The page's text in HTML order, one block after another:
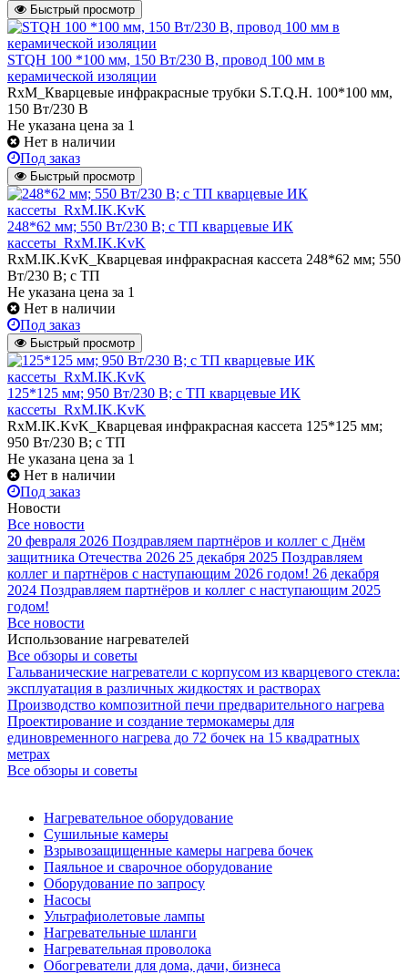
Быстрый просмотр
STQH 100 *100 мм, 150 Вт/230 В, провод 100 мм в
керамической изоляции
RxM_Кварцевые инфракрасные трубки S.T.Q.H. 100*100 мм,
150 Вт/230 В
Не указана цена за 1
Нет в наличии
Под заказ
Быстрый просмотр
248*62 мм; 550 Вт/230 В; с ТП кварцевые ИК
кассеты_RxM.IK.KvK
RxM.IK.KvK_Кварцевая инфракрасная кассета 248*62 мм; 550
Вт/230 В; с ТП
Не указана цена за 1
Нет в наличии
Под заказ
Быстрый просмотр
125*125 мм; 950 Вт/230 В; с ТП кварцевые ИК
кассеты_RxM.IK.KvK
RxM.IK.KvK_Кварцевая инфракрасная кассета 125*125 мм;
950 Вт/230 В; с ТП
Не указана цена за 1
Нет в наличии
Под заказ
Новости
Все новости
20 февраля 2026 Поздравляем партнёров и коллег с Днём
защитника Отечества 2026 25 декабря 2025 Поздравляем
коллег и партнёров с наступающим 2026 годом! 26 декабря
2024 Поздравляем партнёров и коллег с наступающим 2025
годом!
Все новости
Использование нагревателей
Все обзоры и советы
Гальванические нагреватели с корпусом из кварцевого стекла:
эксплуатация в различных жидкостях и растворах
Производство композитной печи предварительного нагрева
Проектирование и создание термокамеры для
единовременного нагрева до 72 бочек на 15 квадратных
метрах
Все обзоры и советы
Нагревательное оборудование
Сушильные камеры
Взрывозащищенные камеры нагрева бочек
Паяльное и сварочное оборудование
Оборудование по запросу
Насосы
Ультрафиолетовые лампы
Нагревательные шланги
Нагревательная проволока
Обогреватели для дома, дачи, бизнеса